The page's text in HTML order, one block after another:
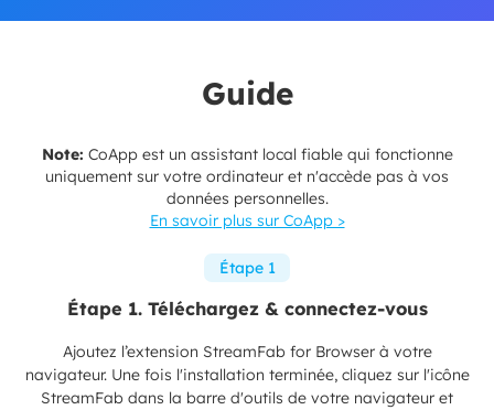
Guide
Note: CoApp est un assistant local fiable qui fonctionne
uniquement sur votre ordinateur et n'accède pas à vos
données personnelles.
En savoir plus sur CoApp >
Étape 1
Étape 1. Téléchargez & connectez-vous
Ajoutez l’extension StreamFab for Browser à votre
navigateur. Une fois l'installation terminée, cliquez sur l'icône
StreamFab dans la barre d'outils de votre navigateur et